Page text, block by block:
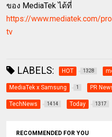
ของ MediaTek ได้ที่
https://www.mediatek.com/
tv
LABELS: HOT 1328
MediaTek x Samsung 1 PR
TechNews 1414 Today 1317
RECOMMENDED FOR YOU